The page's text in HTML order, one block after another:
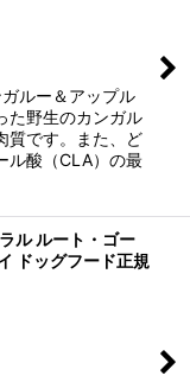
ルー＆アップル
た野生のカンガル
質です。また、ど
ル酸（CLA）の最
ル ルート・ゴー
ドッグフード正規